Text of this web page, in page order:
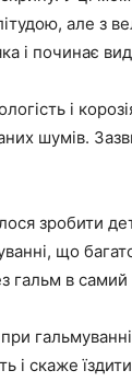
але з
і починає
і
шумів.
зробити
що
гальм в
гальмуванні,
і скаже